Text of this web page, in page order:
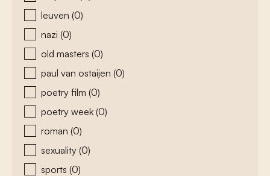
leuven (0)
nazi (0)
old masters (0)
paul van ostaijen (0)
poetry film (0)
poetry week (0)
roman (0)
sexuality (0)
sports (0)